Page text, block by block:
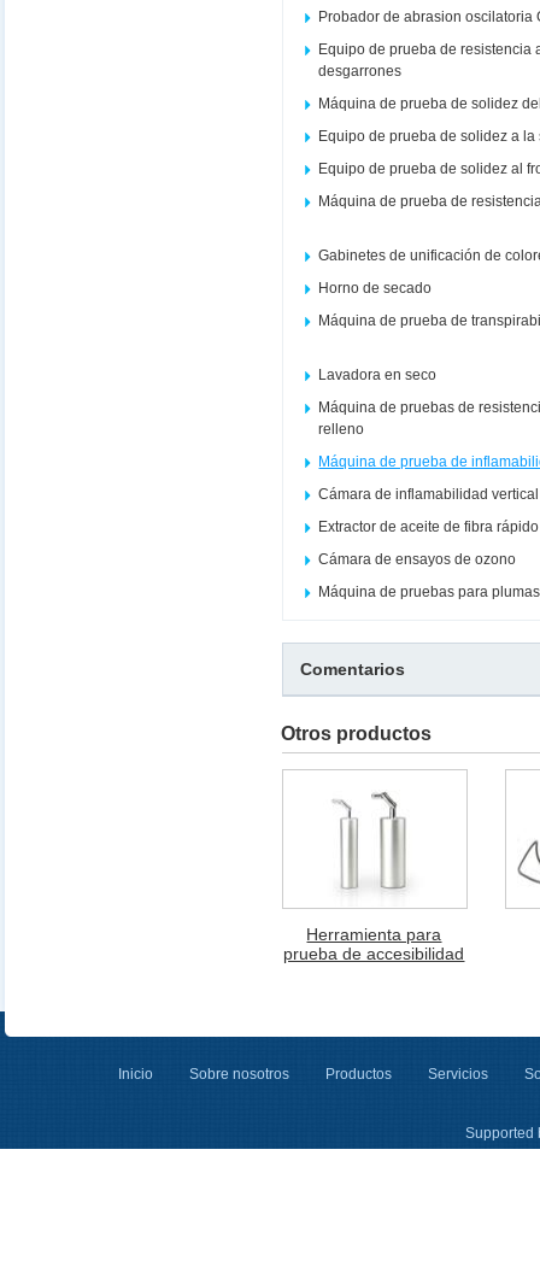
Probador de abrasion oscilatoria
Equipo de prueba de resistencia
desgarrones
Máquina de prueba de solidez
Equipo de prueba de solidez a
Equipo de prueba de solidez al
Máquina de prueba de
Gabinetes de unificación de
Horno de secado
Máquina de prueba de
Lavadora en seco
Máquina de pruebas de
relleno
Máquina de prueba de
Cámara de inflamabilidad vertical
Extractor de aceite de fibra
Cámara de ensayos de ozono
Máquina de pruebas para
Comentarios
Otros productos
Herramienta para
prueba de accesibilidad
Inicio Sobre nosotros Productos Servicios
Supported